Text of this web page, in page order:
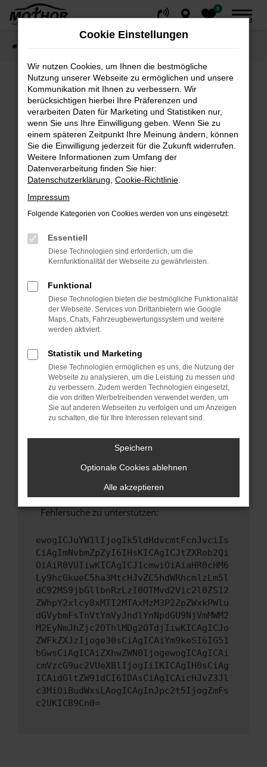
Zum
0
MENÜ
Fehler: Network Error
Beim Laden ist ein Fehler aufgetreten.
Hier sind ein paar Tipps, die dir helfen können:
Überprüfe deine Firewall und deine
Internetverbindung.
Suchmaschine?
Manche Erweiterungen, wie Werbeblocker,
können das Laden bestimmter Seiten
verhindern. Funktioniert die Seite in einem
Fenster?
Starte dein Gerät neu.
Das kann manchmal helfen, vorübergehende
Probleme zu beheben.
Stelle sicher, dass dein Browser und dein
Betriebssystem auf dem neuesten Stand
sind.
Veraltete Software birgt nicht nur ein
Sicherheitsrisiko, sondern kann auch dazu
führen, dass bestimmte Funktionen nicht mehr
Wende dich an den Webseitenbetreiber.
hast, kontaktiere uns bitte. Wir werden
versuchen, das Problem zu beheben. Du kannst
uns diesen Text schicken, um uns bei der
Fehlersuche zu unterstützen:
ewogICJuYW1lIjogIk5ldHdvcmtFcnJvciIs
CiAgImNvbmZpZyI6IHsKICAgICJtZXRob2Qi
OiAiR0VUIiwKICAgICJ1cmwiOiAiaHR0cHM6
Ly9hcGkueC5ha3MtcHJvZC5hdWRhcmlzLm5l
dC92MS9jbGllbnRzLzI0OTMvd2Vic2l0ZS12
ZWhpY2xlcy8xMTI2MTAxMzM3P2ZpZWxkPWlu
dGVybmFsTnVtYmVyJndlYnNpdGU9NjVmMWM2
M2EyNmJhZjc2OThlMDg2OTdjIiwKICAgICJo
ZWFkZXJzIjoge30sCiAgICAiYm9keSI6IG51
bGwsCiAgICAiZXhwZWN0IjogewogICAgICAi
cmVzcG9uc2VUeXBlIjogIiIKICAgIH0sCiAg
ICAidGltZW91dCI6IDAsCiAgICAicHJvZ3Jl
c3MiOiBudWxsLAogICAgInJpc2t5IjogZmFs
c2UKICB9Cn0=
Cookie Einstellungen
Wir nutzen Cookies, um Ihnen die bestmögliche
Nutzung unserer Webseite zu ermöglichen und unsere
Kommunikation mit Ihnen zu verbessern. Wir
berücksichtigen hierbei Ihre Präferenzen und
verarbeiten Daten für Marketing und Statistiken nur,
wenn Sie uns Ihre Einwilligung geben. Wenn Sie zu
einem späteren Zeitpunkt Ihre Meinung ändern, können
Sie die Einwilligung jederzeit für die Zukunft widerrufen.
Weitere Informationen zum Umfang der
Datenverarbeitung finden Sie hier:
Datenschutzerklärung Cookie-Richtlinie
Impressum
Folgende Kategorien von Cookies werden von uns eingesetzt:
Essentiell
Diese Technologien sind erforderlich, um die
Kernfunktionalität der Webseite zu gewährleisten.
Funktional
Diese Technologien bieten die bestmögliche Funktionalität
der Webseite. Services von Drittanbietern wie Google
Maps, Chats, Fahrzeugbewertungssystem und weitere
werden aktiviert.
Statistik und Marketing
Diese Technologien ermöglichen es uns, die Nutzung der
Webseite zu analysieren, um die Leistung zu messen und
zu verbessern. Zudem werden Technologien eingesetzt,
die von dritten Werbetreibenden verwendet werden, um
Sie auf anderen Webseiten zu verfolgen und um Anzeigen
zu schalten, die für Ihre Interessen relevant sind.
Speichern
Optionale Cookies ablehnen
Alle akzeptieren